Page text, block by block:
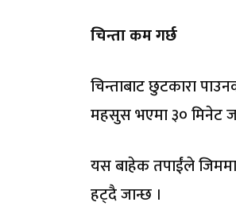
चिन्ता कम गर्छ
चिन्ताबाट छुटकारा
महसुस भएमा ३० मिनेट
यस बाहेक तपाईंले
हट्दै जान्छ ।